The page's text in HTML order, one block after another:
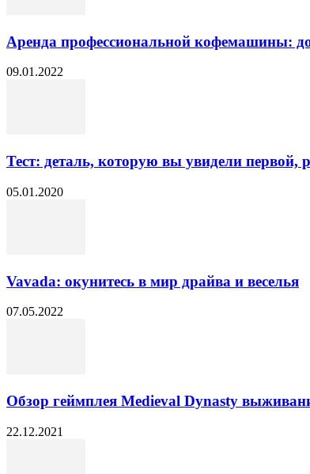
Аренда профессиональной кофемашины:
09.01.2022
Тест: деталь, которую вы увидели
05.01.2020
Vavada: окунитесь в мир драйва и веселья
07.05.2022
Обзор геймплея Medieval Dynasty
22.12.2021